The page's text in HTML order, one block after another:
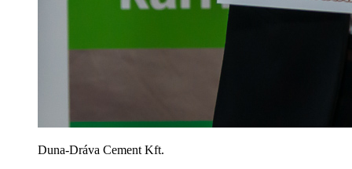
Duna-Dráva Cement Kft.